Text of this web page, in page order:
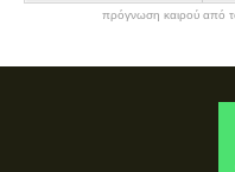
πρόγνωση καιρού από